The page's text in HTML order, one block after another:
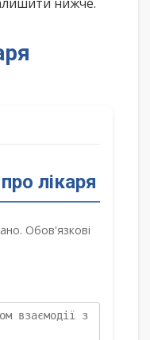
лікаря
Обов'язкові